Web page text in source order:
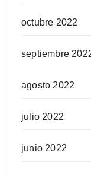
octubre 2022
septiembre
agosto 2022
julio 2022
junio 2022